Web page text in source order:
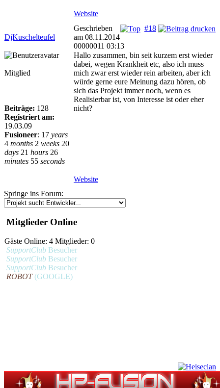
Website
DjKuschelteufel
#18
Geschrieben
am 08.11.2014
00000011 03:13
Mitglied
Beiträge: 128
Registriert am:
19.03.09
Fusioneer: 17 years
4 months 2 weeks 20
days 21 hours 26
minutes 55 seconds
Hallo zusammen, bin seit kurzem erst wieder
dabei, wegen Krankheit etc, also ich muss
mich zwar erst wieder rein arbeiten, aber ich
würde gerne eure Meinung dazu hören, ob
sich das Projekt immer noch, wenn es
Realisierbar ist, von Interesse ist oder eher
nicht?
Website
Springe ins Forum:
Mitglieder Online
Gäste Online: 4 Mitglieder: 0
SupportClub Besucher
SupportClub Besucher
SupportClub Besucher
ROBOT(GOOGLE)